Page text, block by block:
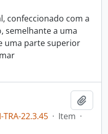
confeccionado com a
semelhante a uma
uma parte superior
TRA-22.3.45 · Item ·